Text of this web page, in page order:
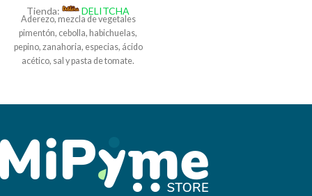
Tienda:
DELITCHA
Aderezo, mezcla de vegetales
pimentón, cebolla, habichuelas,
pepino, zanahoria, especias, ácido
acético, sal y pasta de tomate.
nutritivo y saludable con alto
organismo. Presentación 500
gramos en variedad de atún,
vegetales y jalapeños (picante).
Una vez abierto refrigerar y
grasa), dejar quietas de 5 a 7
minutos y luego voltear, asar al
gusto. LO MEJOR! Producto Sin